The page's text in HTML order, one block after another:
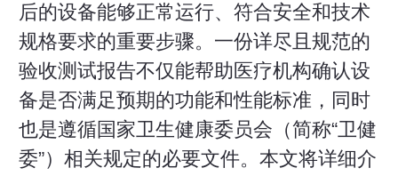
后的设备能够正常运行、符合安全和技术
规格要求的重要步骤。一份详尽且规范的
验收测试报告不仅能帮助医疗机构确认设
备是否满足预期的功能和性能标准，同时
也是遵循国家卫生健康委员会（简称“卫健
委”）相关规定的必要文件。本文将详细介